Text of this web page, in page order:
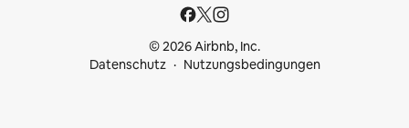
© 2026 Airbnb, Inc.
Datenschutz
Nutzungsbedingungen